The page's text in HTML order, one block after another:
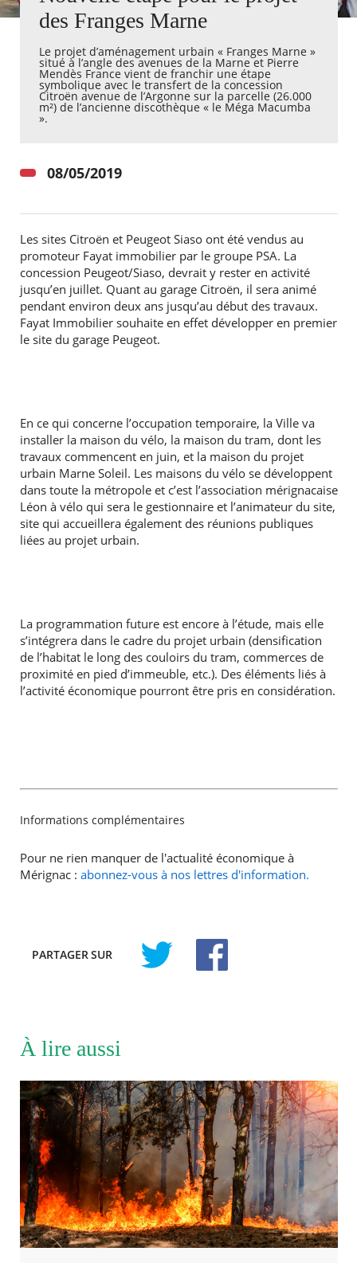
Actualités
Kiosque
Espace de services en ligne
RECHERCHER ...
des Franges Marne
Le projet d’aménagement urbain « Franges Marne »
situé à l’angle des avenues de la Marne et Pierre
Mendès France vient de franchir une étape
symbolique avec le transfert de la concession
Citroën avenue de l’Argonne sur la parcelle (26.000
m²) de l’ancienne discothèque « le Méga Macumba
».
08/05/2019
Les sites Citroën et Peugeot Siaso ont été vendus au
promoteur Fayat immobilier par le groupe PSA. La
concession Peugeot/Siaso, devrait y rester en activité
jusqu’en juillet. Quant au garage Citroën, il sera animé
pendant environ deux ans jusqu’au début des travaux.
Fayat Immobilier souhaite en effet développer en premier
le site du garage Peugeot.
En ce qui concerne l’occupation temporaire, la Ville va
installer la maison du vélo, la maison du tram, dont les
travaux commencent en juin, et la maison du projet
urbain Marne Soleil. Les maisons du vélo se développent
dans toute la métropole et c’est l’association mérignacaise
Léon à vélo qui sera le gestionnaire et l’animateur du site,
site qui accueillera également des réunions publiques
liées au projet urbain.
La programmation future est encore à l’étude, mais elle
s’intégrera dans le cadre du projet urbain (densification
de l’habitat le long des couloirs du tram, commerces de
proximité en pied d’immeuble, etc.). Des éléments liés à
l’activité économique pourront être pris en considération.
Informations complémentaires
Pour ne rien manquer de l'actualité économique à
Mérignac : abonnez-vous à nos lettres d'information.
PARTAGERSUR
À lire aussi